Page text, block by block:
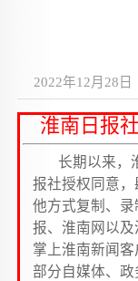
2022年12月28日
淮南日报
长期以来，
报社授权同意
他方式复制、
报、淮南网以
掌上淮南新闻
部分自媒体、